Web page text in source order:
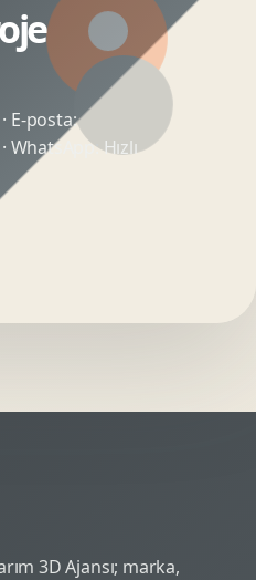
E-posta:
· WhatsApp:Hızlı
3D Ajansı; marka,